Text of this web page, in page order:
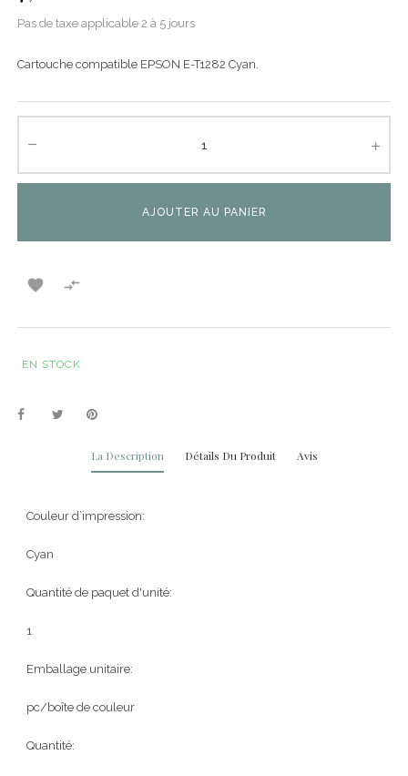
Pas de taxe applicable 2 à 5 jours
Cartouche compatible EPSON E-T1282 Cyan.
AJOUTER AU PANIER
 
EN STOCK
La Description Détails Du Produit Avis
Couleur d’impression:
Cyan
Quantité de paquet d'unité:
1
Emballage unitaire:
pc/boîte de couleur
Quantité: